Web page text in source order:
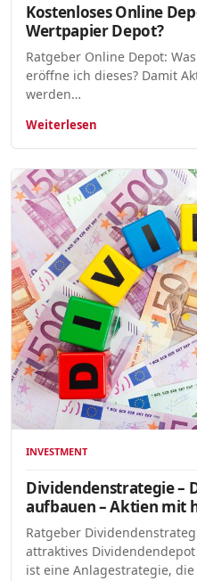
Kostenloses Online
Wertpapier Depot?
Ratgeber Online Depot:
eröffne ich dieses? Damit
werden…
Weiterlesen
INVESTMENT
Dividendenstrategie –
aufbauen – Aktien mit
Ratgeber
attraktives
ist eine Anlagestrategie,